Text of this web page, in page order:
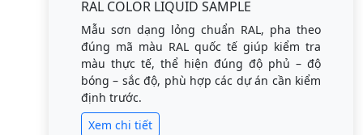
RAL COLOR LIQUID SAMPLE
Mẫu sơn dạng lỏng chuẩn RAL, pha theo
đúng mã màu RAL quốc tế giúp kiểm tra
màu thực tế, thể hiện đúng độ phủ – độ
bóng – sắc độ, phù hợp các dự án cần kiểm
định trước.
Xem chi tiết